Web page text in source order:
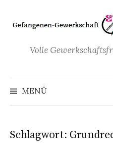
Inhalt
überspringen
Volle
MENÜ
Schlagwort: